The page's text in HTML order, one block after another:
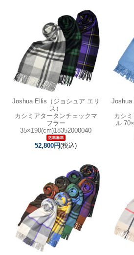
Joshua Ellis（ジョシュア エリ
ス）
カシミアタータンチェックマ
フラー
35×190(cm)18352000040
52,800円(税込)
Joshua
カシ
ル